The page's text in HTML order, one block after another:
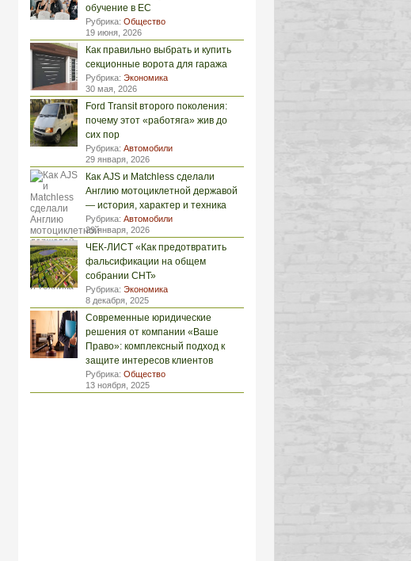
обучение в ЕС
Рубрика: Общество
19 июня, 2026
Как правильно выбрать и купить
секционные ворота для гаража
Рубрика: Экономика
30 мая, 2026
Ford Transit второго поколения:
почему этот «работяга» жив до
сих пор
Рубрика: Автомобили
29 января, 2026
Как AJS и Matchless сделали
Англию мотоциклетной державой
— история, характер и техника
Рубрика: Автомобили
29 января, 2026
ЧЕК-ЛИСТ «Как предотвратить
фальсификации на общем
собрании СНТ»
Рубрика: Экономика
8 декабря, 2025
Современные юридические
решения от компании «Ваше
Право»: комплексный подход к
защите интересов клиентов
Рубрика: Общество
13 ноября, 2025